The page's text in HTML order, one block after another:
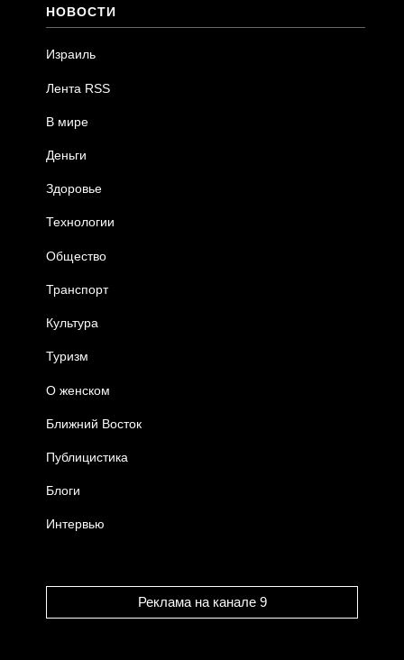
НОВОСТИ
Израиль
Лента RSS
В мире
Деньги
Здоровье
Технологии
Общество
Транспорт
Культура
Туризм
О женском
Ближний Восток
Публицистика
Блоги
Интервью
Реклама на канале 9